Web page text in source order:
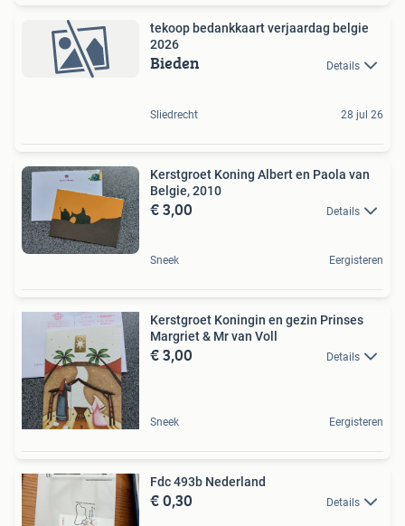
tekoop bedankkaart verjaardag belgie
2026
Bieden Details
Sliedrecht 28 jul 26
Kerstgroet Koning Albert en Paola van
Belgie, 2010
€ 3,00 Details
Sneek Eergisteren
Kerstgroet Koningin en gezin Prinses
Margriet & Mr van Voll
€ 3,00 Details
Sneek Eergisteren
Fdc 493b Nederland
€ 0,30 Details